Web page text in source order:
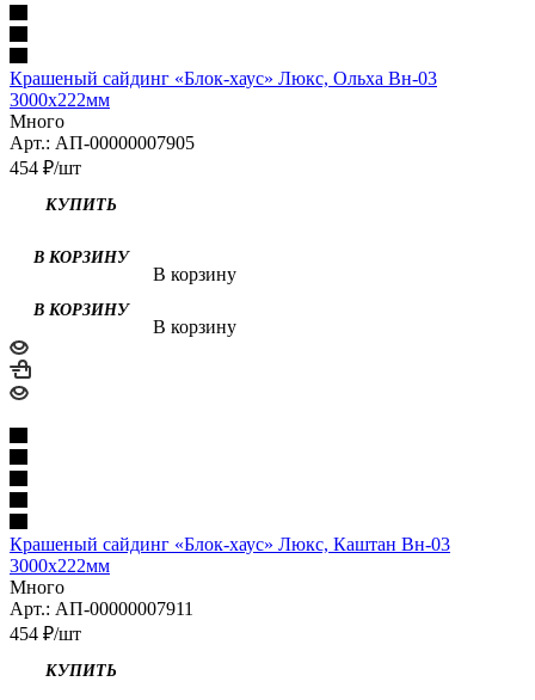
Крашеный сайдинг «Блок-хаус» Люкс, Ольха Вн-03
3000х222мм
Много
Арт.: АП-00000007905
454 ₽/шт
В корзину
В корзину
Крашеный сайдинг «Блок-хаус» Люкс, Каштан Вн-03
3000х222мм
Много
Арт.: АП-00000007911
454 ₽/шт